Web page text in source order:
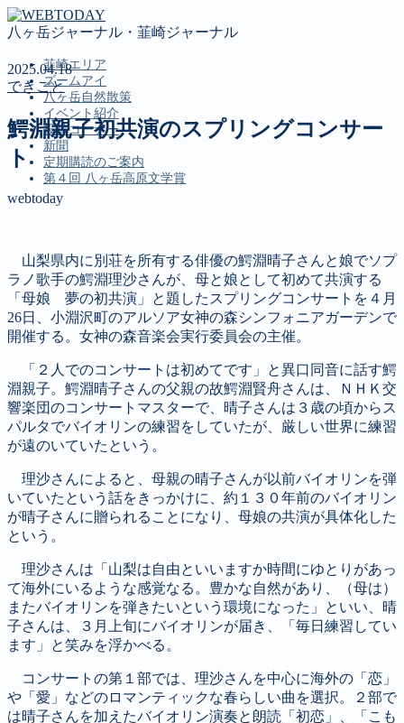
八ヶ岳ジャーナル・韮崎ジャーナル
韮崎エリア
ズームアイ
八ヶ岳自然散策
イベント紹介
投稿コーナー
新聞
定期購読のご案内
第４回 八ヶ岳高原文学賞
韮崎エリア
ズームアイ
八ヶ岳自然散策
イベント紹介
投稿コーナー
新聞
定期購読のご案内
第４回 八ヶ岳高原文学賞
2025.04.18
できごと
鰐淵親子初共演のスプリングコンサー
ト
webtoday
山梨県内に別荘を所有する俳優の鰐淵晴子さんと娘でソプ
ラノ歌手の鰐淵理沙さんが、母と娘として初めて共演する
「母娘 夢の初共演」と題したスプリングコンサートを４月
26日、小淵沢町のアルソア女神の森シンフォニアガーデンで
開催する。女神の森音楽会実行委員会の主催。
「２人でのコンサートは初めてです」と異口同音に話す鰐
淵親子。鰐淵晴子さんの父親の故鰐淵賢舟さんは、ＮＨＫ交
響楽団のコンサートマスターで、晴子さんは３歳の頃からス
パルタでバイオリンの練習をしていたが、厳しい世界に練習
が遠のいていたという。
理沙さんによると、母親の晴子さんが以前バイオリンを弾
いていたという話をきっかけに、約１３０年前のバイオリン
が晴子さんに贈られることになり、母娘の共演が具体化した
という。
理沙さんは「山梨は自由といいますか時間にゆとりがあっ
て海外にいるような感覚なる。豊かな自然があり、（母は）
またバイオリンを弾きたいという環境になった」といい、晴
子さんは、３月上旬にバイオリンが届き、「毎日練習してい
ます」と笑みを浮かべる。
コンサートの第１部では、理沙さんを中心に海外の「恋」
や「愛」などのロマンティックな春らしい曲を選択。２部で
は晴子さんを加えたバイオリン演奏と朗読「初恋」、「こも